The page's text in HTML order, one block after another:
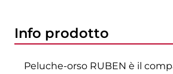
Info prodotto
Peluche-orso RUBEN è il